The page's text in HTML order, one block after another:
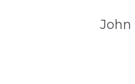
John